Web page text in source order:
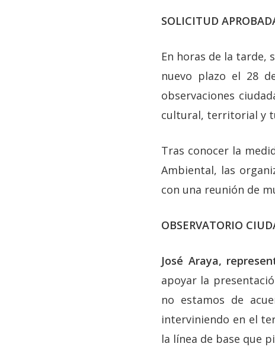
SOLICITUD
En horas de la tarde,
nuevo plazo el 28
observaciones
cultural, territorial y
Tras conocer la
Ambiental, las
con una reunión de
OBSERVATORIO
José Araya,
apoyar la
no estamos de
interviniendo en el
la línea de base que